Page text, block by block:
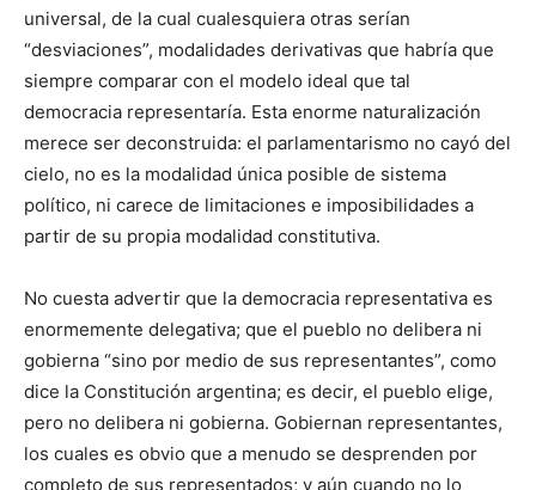
universal, de la cual cualesquiera otras serían
“desviaciones”, modalidades derivativas que habría que
siempre comparar con el modelo ideal que tal
democracia representaría. Esta enorme naturalización
merece ser deconstruida: el parlamentarismo no cayó del
cielo, no es la modalidad única posible de sistema
político, ni carece de limitaciones e imposibilidades a
partir de su propia modalidad constitutiva.
No cuesta advertir que la democracia representativa es
enormemente delegativa; que el pueblo no delibera ni
gobierna “sino por medio de sus representantes”, como
dice la Constitución argentina; es decir, el pueblo elige,
pero no delibera ni gobierna. Gobiernan representantes,
los cuales es obvio que a menudo se desprenden por
completo de sus representados; y aún cuando no lo